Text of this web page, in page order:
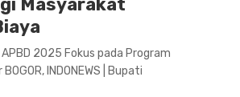
Masyarakat
2025 Fokus pada Program
INDONEWS | Bupati